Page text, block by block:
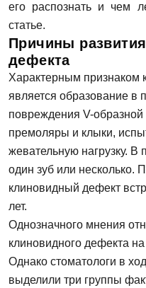
его распознать и чем
статье.
Причины
дефекта
Характерным признаком
является образование в
повреждения V-
премоляры и клыки,
жевательную нагрузку. В
один зуб или несколько.
клиновидный дефект
лет.
Однозначного мнения
клиновидного дефекта
Однако стоматологи в
выделили три группы